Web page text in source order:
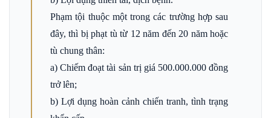
Phạm tội thuộc một trong các trường hợp sau
đây, thì bị phạt tù từ 12 năm đến 20 năm hoặc
tù chung thân:
a) Chiếm đoạt tài sản trị giá 500.000.000 đồng
trở lên;
b) Lợi dụng hoàn cảnh chiến tranh, tình trạng